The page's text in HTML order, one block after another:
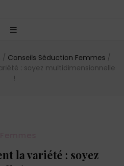
/ Conseils Séduction Femmes /
: soyez multidimensionnelle
!
la variété : soyez